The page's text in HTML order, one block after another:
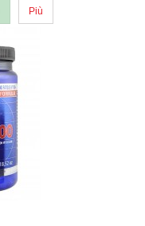
Più